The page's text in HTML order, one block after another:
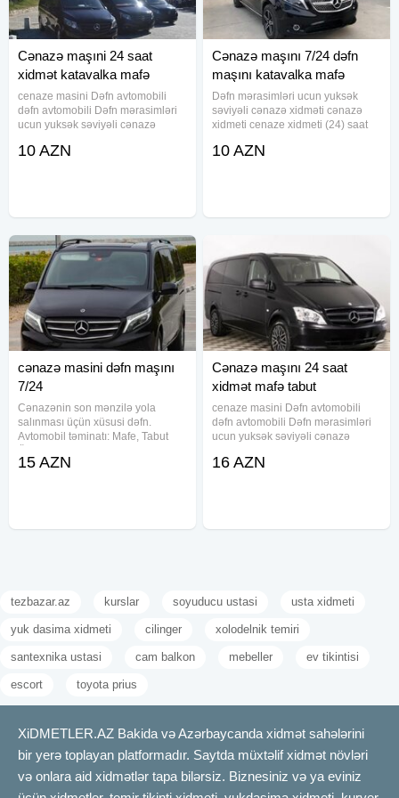
Cənazə maşıni 24 saat
xidmət katavalka mafə
cenaze masini Dəfn avtomobili
dəfn avtomobili Dəfn mərasimləri
ucun yuksək səviyəli cənazə
uzaq rayonlara aparmaq xidməti
10 AZN
Cənazə maşını 7/24 dəfn
maşını katavalka mafə
Dəfn mərasimləri ucun yuksək
səviyəli cənazə xidməti cənazə
xidmeti cenaze xidmeti (24) saat
masını cenaze xidmeti cənaze
10 AZN
cənazə masini dəfn maşını
7/24
Cənazənin son mənzilə yola
salınması üçün xüsusi dəfn.
Avtomobil təminatı: Mafe, Tabut
xüsusi sink tabutların təşkili.
15 AZN
Cənazə maşını 24 saat
xidmət mafə tabut
cenaze masini Dəfn avtomobili
dəfn avtomobili Dəfn mərasimləri
ucun yuksək səviyəli cənazə
uzaq rayonlara aparmaq xidməti
16 AZN
tezbazar.az kurslar soyuducu ustasi usta xidmeti
yuk dasima xidmeti cilinger xolodelnik temiri
santexnika ustasi cam balkon mebeller ev tikintisi
escort toyota prius
XiDMETLER.AZ Bakida və Azərbaycanda xidmət sahələrini
bir yerə toplayan platformadır. Saytda müxtəlif xidmət növləri
və onlara aid xidmətlər tapa bilərsiz. Biznesiniz və ya eviniz